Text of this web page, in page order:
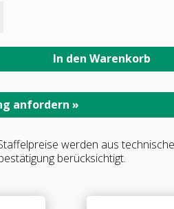
In den Warenkorb
anfordern »
werden aus
berücksichtigt.